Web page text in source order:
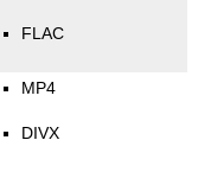
FLAC
MP4
DIVX